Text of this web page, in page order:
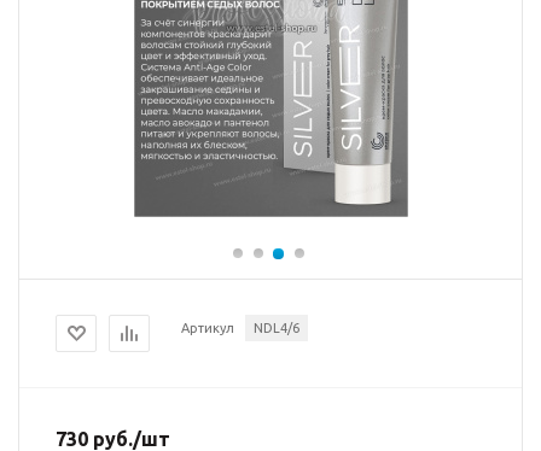
Артикул NDL4/6
730 руб./шт